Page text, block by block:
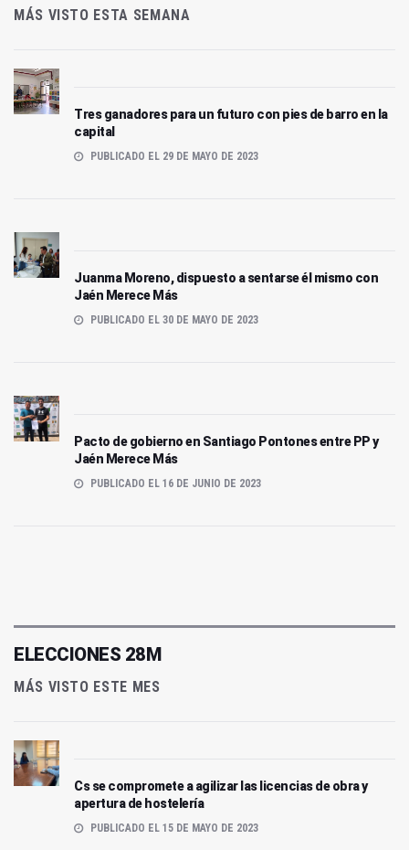
MÁS VISTO ESTA SEMANA
Tres ganadores para un futuro con pies de barro en la
capital
PUBLICADO EL 29 DE MAYO DE 2023
Juanma Moreno, dispuesto a sentarse él mismo con
Jaén Merece Más
PUBLICADO EL 30 DE MAYO DE 2023
Pacto de gobierno en Santiago Pontones entre PP y
Jaén Merece Más
PUBLICADO EL 16 DE JUNIO DE 2023
ELECCIONES 28M
MÁS VISTO ESTE MES
Cs se compromete a agilizar las licencias de obra y
apertura de hostelería
PUBLICADO EL 15 DE MAYO DE 2023